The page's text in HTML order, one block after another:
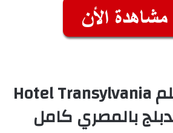
مشاهدة فيلم Hotel Transylvania